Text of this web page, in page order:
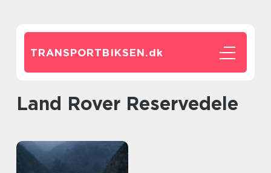
TRANSPORTBIKSEN.dk
Land Rover Reservedele